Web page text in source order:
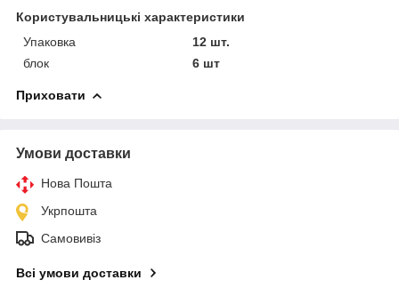
Користувальницькі характеристики
Упаковка
12 шт.
блок
6 шт
Приховати
Умови доставки
Нова Пошта
Укрпошта
Самовивіз
Всі умови доставки